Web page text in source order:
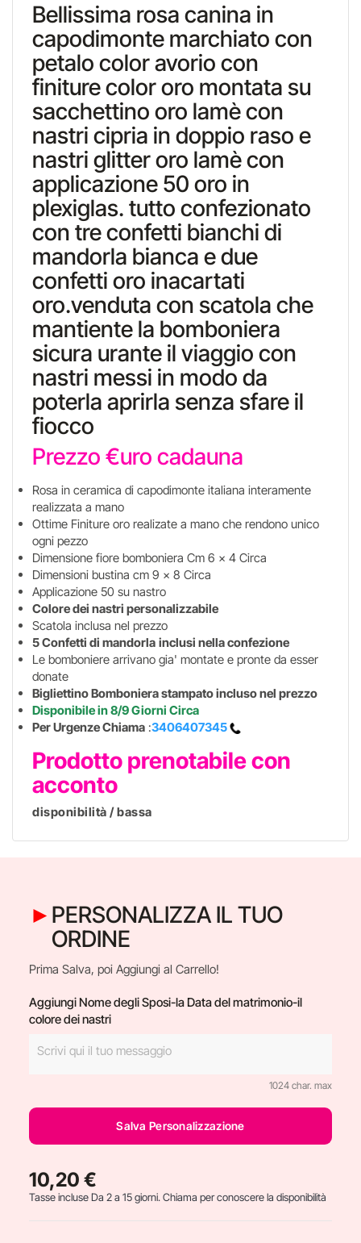
Bellissima rosa canina in
capodimonte marchiato con
petalo color avorio con
finiture color oro montata su
sacchettino oro lamè con
nastri cipria in doppio raso e
nastri glitter oro lamè con
applicazione 50 oro in
plexiglas. tutto confezionato
con tre confetti bianchi di
mandorla bianca e due
confetti oro inacartati
oro.venduta con scatola che
mantiente la bomboniera
sicura urante il viaggio con
nastri messi in modo da
poterla aprirla senza sfare il
fiocco
Prezzo €uro cadauna
Rosa in ceramica di capodimonte italiana interamente
realizzata a mano
Ottime Finiture oro realizate a mano che rendono unico
ogni pezzo
Dimensione fiore bomboniera Cm 6 x 4 Circa
Dimensioni bustina cm 9 x 8 Circa
Applicazione 50 su nastro
Colore dei nastri personalizzabile
Scatola inclusa nel prezzo
5 Confetti di mandorla inclusi nella confezione
Le bomboniere arrivano gia' montate e pronte da esser
donate
Bigliettino Bomboniera stampato incluso nel prezzo
Disponibile in 8/9 Giorni Circa
Per Urgenze Chiama :3406407345
Prodotto prenotabile con
acconto
disponibilità / bassa
PERSONALIZZA IL TUO
ORDINE
Prima Salva, poi Aggiungi al Carrello!
Aggiungi Nome degli Sposi-la Data del matrimonio-il
colore dei nastri
1024 char. max
Salva Personalizzazione
10,20 €
Tasse incluseDa 2 a 15 giorni. Chiama per conoscere la disponibilità